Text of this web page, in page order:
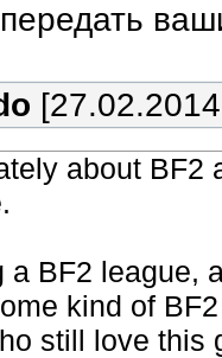
about BF2
a BF2 league,
kind of
still love this